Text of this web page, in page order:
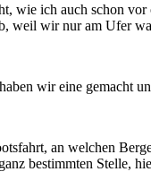
wie ich auch schon vor
weil wir nur am Ufer
wir eine gemacht
an welchen
bestimmten Stelle,